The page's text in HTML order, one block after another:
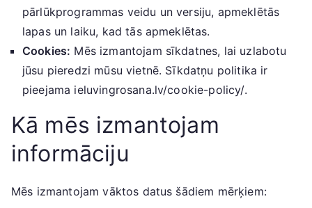
pārlūkprogrammas veidu un versiju, apmeklētās
lapas un laiku, kad tās apmeklētas.
Cookies: Mēs izmantojam sīkdatnes, lai uzlabotu
jūsu pieredzi mūsu vietnē. Sīkdatņu politika ir
pieejama ieluvingrosana.lv/cookie-policy/.
Kā mēs izmantojam
informāciju
Mēs izmantojam vāktos datus šādiem mērķiem: